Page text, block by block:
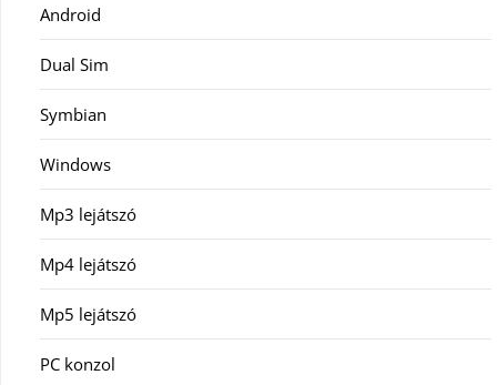
Android
Dual Sim
Symbian
Windows
Mp3 lejátszó
Mp4 lejátszó
Mp5 lejátszó
PC konzol